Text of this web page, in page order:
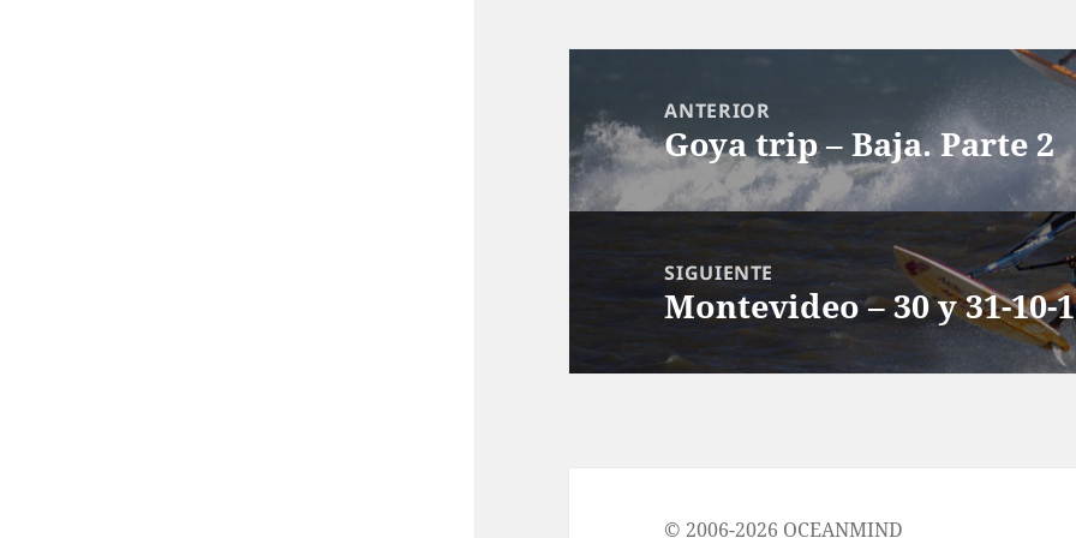
entradas
ANTERIOR
Entrada
anterior:
Goya trip – Baja. Parte 2
SIGUIENTE
Entrada
siguiente:
Montevideo – 30 y 31-10-
© 2006-2026 OCEANMIND